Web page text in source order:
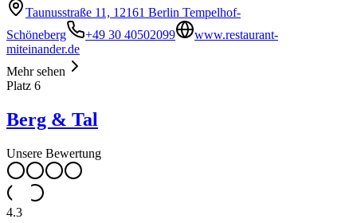
Taunusstraße 11, 12161 Berlin Tempelhof-
Schöneberg
+49 30 40502099
www.restaurant-
miteinander.de
Mehr sehen
Platz 6
Berg & Tal
Unsere Bewertung
4.3